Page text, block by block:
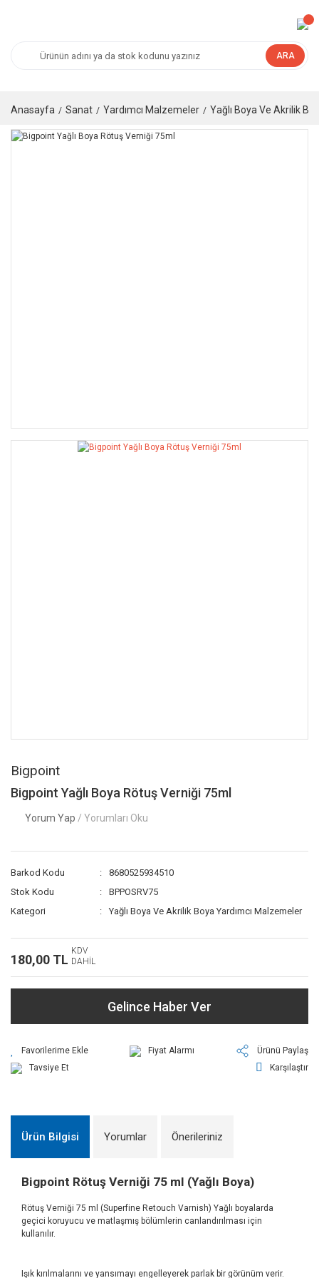
ARA
Anasayfa Sanat Yardımcı Malzemeler Yağlı Boya Ve Akrilik
Bigpoint
Bigpoint Yağlı Boya Rötuş Verniği 75ml
Yorum Yap / Yorumları Oku
Barkod Kodu
8680525934510
Stok Kodu
BPPOSRV75
Kategori
Yağlı Boya Ve Akrilik Boya Yardımcı Malzemeler
180,00 TL
KDV
DAHİL
Gelince Haber Ver
Fiyat Alarmı
Ürünü Paylaş
Tavsiye Et
Karşılaştır
Ürün Bilgisi Yorumlar Önerileriniz
Bigpoint Rötuş Verniği 75 ml (Yağlı Boya)
Rötuş Verniği 75 ml (Superfine Retouch Varnish) Yağlı boyalarda
geçici koruyucu ve matlaşmış bölümlerin canlandırılması için
kullanılır.
Işık kırılmalarını ve yansımayı engelleyerek parlak bir görünüm verir.